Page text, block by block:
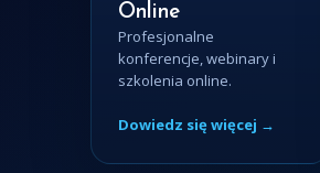
Online
Profesjonalne
konferencje, webinary i
szkolenia online.
Dowiedz się więcej →